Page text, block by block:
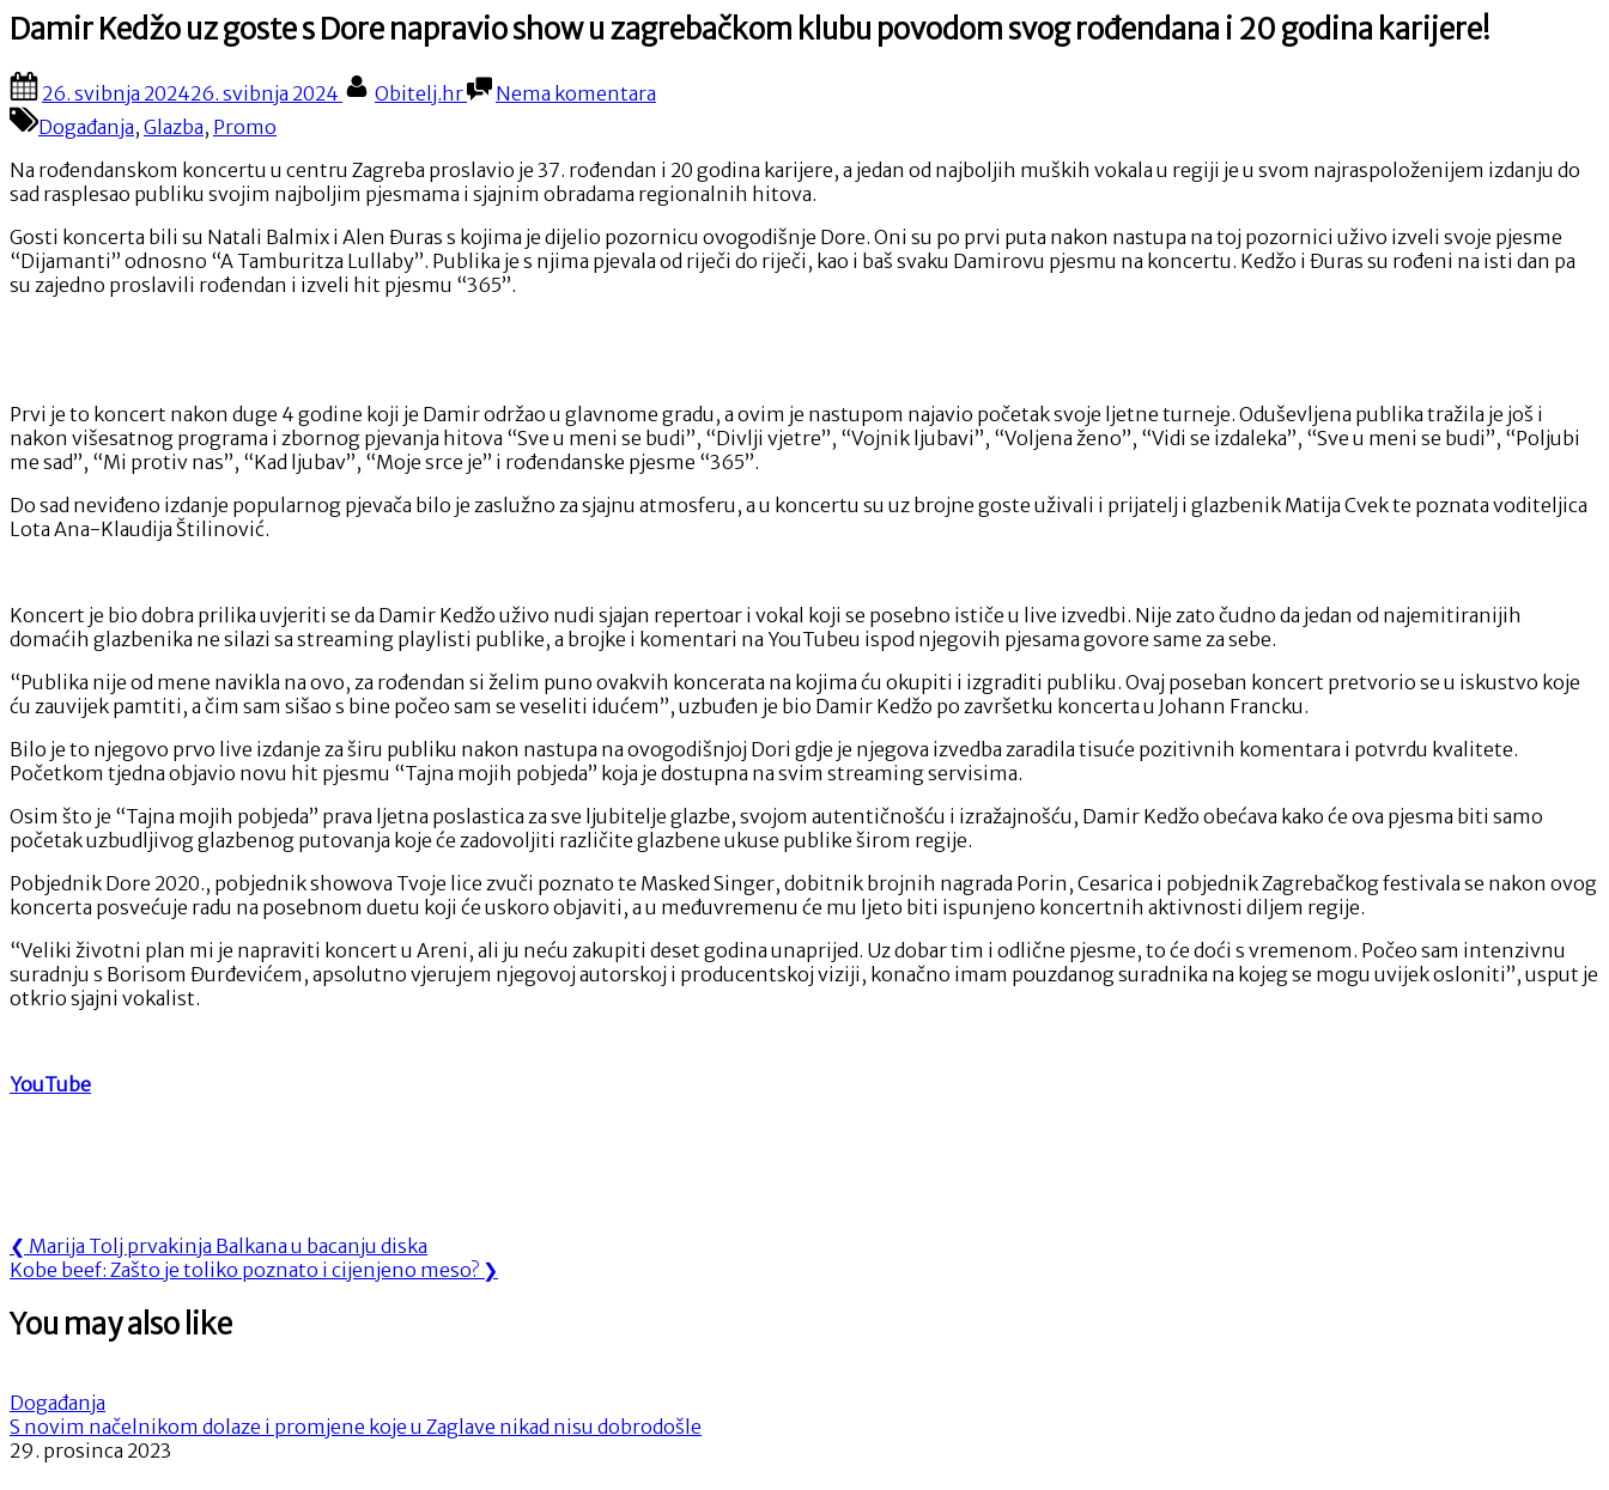
Damir Kedžo uz goste s Dore napravio show u zagrebačkom klubu povodom svog rođendana i 20 godina karijere!
Posted
on
26. svibnja 202426. svibnja 2024 By
Obitelj.hr Nema komentara
Damir
goste
s
Dore
napravio
show
rođendana
i
20
karijere!
Događanja, Glazba, Promo
Na rođendanskom koncertu u centru Zagreba proslavio je 37. rođendan i 20 godina karijere, a jedan od najboljih muških vokala u regiji je u svom najraspoloženijem izdanju do
sad rasplesao publiku svojim najboljim pjesmama i sjajnim obradama regionalnih hitova.
Gosti koncerta bili su Natali Balmix i Alen Đuras s kojima je dijelio pozornicu ovogodišnje Dore. Oni su po prvi puta nakon nastupa na toj pozornici uživo izveli svoje pjesme
“Dijamanti” odnosno “A Tamburitza Lullaby”. Publika je s njima pjevala od riječi do riječi, kao i baš svaku Damirovu pjesmu na koncertu. Kedžo i Đuras su rođeni na isti dan pa
su zajedno proslavili rođendan i izveli hit pjesmu “365”.
Prvi je to koncert nakon duge 4 godine koji je Damir održao u glavnome gradu, a ovim je nastupom najavio početak svoje ljetne turneje. Oduševljena publika tražila je još i
nakon višesatnog programa i zbornog pjevanja hitova “Sve u meni se budi”, “Divlji vjetre”, “Vojnik ljubavi”, “Voljena ženo”, “Vidi se izdaleka”, “Sve u meni se budi”, “Poljubi
me sad”, “Mi protiv nas”, “Kad ljubav”, “Moje srce je” i rođendanske pjesme “365”.
Do sad neviđeno izdanje popularnog pjevača bilo je zaslužno za sjajnu atmosferu, a u koncertu su uz brojne goste uživali i prijatelj i glazbenik Matija Cvek te poznata voditeljica
Lota Ana-Klaudija Štilinović.
Koncert je bio dobra prilika uvjeriti se da Damir Kedžo uživo nudi sjajan repertoar i vokal koji se posebno ističe u live izvedbi. Nije zato čudno da jedan od najemitiranijih
domaćih glazbenika ne silazi sa streaming playlisti publike, a brojke i komentari na YouTubeu ispod njegovih pjesama govore same za sebe.
“Publika nije od mene navikla na ovo, za rođendan si želim puno ovakvih koncerata na kojima ću okupiti i izgraditi publiku. Ovaj poseban koncert pretvorio se u iskustvo koje
ću zauvijek pamtiti, a čim sam sišao s bine počeo sam se veseliti idućem”, uzbuđen je bio Damir Kedžo po završetku koncerta u Johann Francku.
Bilo je to njegovo prvo live izdanje za širu publiku nakon nastupa na ovogodišnjoj Dori gdje je njegova izvedba zaradila tisuće pozitivnih komentara i potvrdu kvalitete.
Početkom tjedna objavio novu hit pjesmu “Tajna mojih pobjeda” koja je dostupna na svim streaming servisima.
Osim što je “Tajna mojih pobjeda” prava ljetna poslastica za sve ljubitelje glazbe, svojom autentičnošću i izražajnošću, Damir Kedžo obećava kako će ova pjesma biti samo
početak uzbudljivog glazbenog putovanja koje će zadovoljiti različite glazbene ukuse publike širom regije.
Pobjednik Dore 2020., pobjednik showova Tvoje lice zvuči poznato te Masked Singer, dobitnik brojnih nagrada Porin, Cesarica i pobjednik Zagrebačkog festivala se nakon ovog
koncerta posvećuje radu na posebnom duetu koji će uskoro objaviti, a u međuvremenu će mu ljeto biti ispunjeno koncertnih aktivnosti diljem regije.
“Veliki životni plan mi je napraviti koncert u Areni, ali ju neću zakupiti deset godina unaprijed. Uz dobar tim i odlične pjesme, to će doći s vremenom. Počeo sam intenzivnu
suradnju s Borisom Đurđevićem, apsolutno vjerujem njegovoj autorskoj i producentskoj viziji, konačno imam pouzdanog suradnika na kojeg se mogu uvijek osloniti”, usput je
otkrio sjajni vokalist.
YouTube
Navigacija
objava
❮ Previous
Post:
Marija Tolj prvakinja Balkana u bacanju diska
Next
Kobe beef: Zašto je toliko poznato i cijenjeno meso? ❯
You may also like
Događanja
S novim načelnikom dolaze i promjene koje u Zaglave nikad nisu dobrodošle
29. prosinca 2023